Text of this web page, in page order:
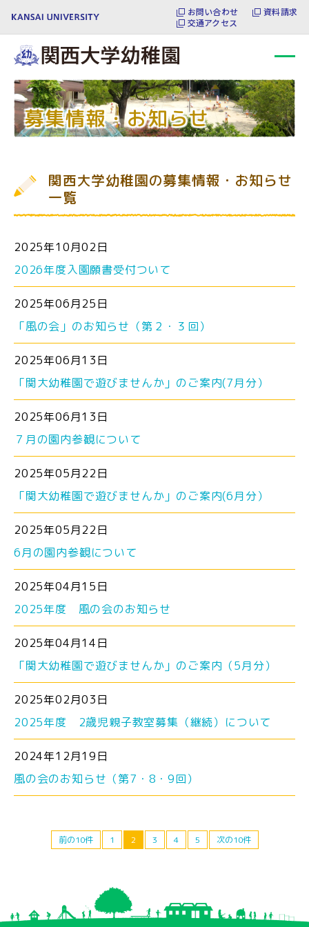
お問い合わせ
資料請求
交通アクセス
募集情報・お知らせ
関西大学幼稚園の募集情報・お知らせ
一覧
2025年10月02日
2026年度入園願書受付ついて
2025年06月25日
「風の会」のお知らせ（第２・３回）
2025年06月13日
「関大幼稚園で遊びませんか」のご案内(7月分）
2025年06月13日
７月の園内参観について
2025年05月22日
「関大幼稚園で遊びませんか」のご案内(6月分）
2025年05月22日
6月の園内参観について
2025年04月15日
2025年度 風の会のお知らせ
2025年04月14日
「関大幼稚園で遊びませんか」のご案内（5月分）
2025年02月03日
2025年度 2歳児親子教室募集（継続）について
2024年12月19日
風の会のお知らせ（第7・8・9回）
前の10件 1 2 3 4 5 次の10件